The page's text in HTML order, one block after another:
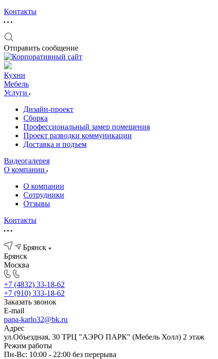
Контакты
Отправить сообщение
Кухни
Мебель
Услуги
Дизайн-проект
Сборка
Профессиональный замер помещения
Проект разводки коммуникации
Доставка и подъем
Видеогалерея
О компании
О компании
Сотрудники
Отзывы
Контакты
Брянск
Брянск
Москва
+7 (4832) 33-18-62
+7 (910) 333-18-62
Заказать звонок
E-mail
papa-karlo32@bk.ru
Адрес
ул.Объездная, 30 ТРЦ "АЭРО ПАРК" (Мебель Холл) 2 этаж
Режим работы
Пн-Вс: 10:00 - 22:00 без перерыва